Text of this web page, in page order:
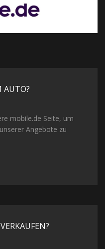
AUTO?
mobile.de Seite, um
Angebote zu